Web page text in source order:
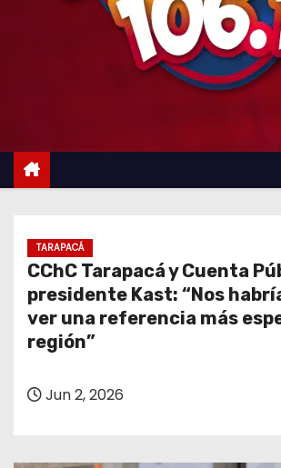
TARAPACÁ
CChC Tarapacá y Cuenta
presidente Kast: “Nos
ver una referencia más
región”
Jun 2, 2026